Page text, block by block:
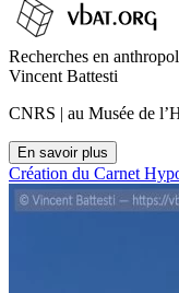
Recherches en
Vincent Battesti
CNRS | au Musée de
En savoir plus
Création du Carnet